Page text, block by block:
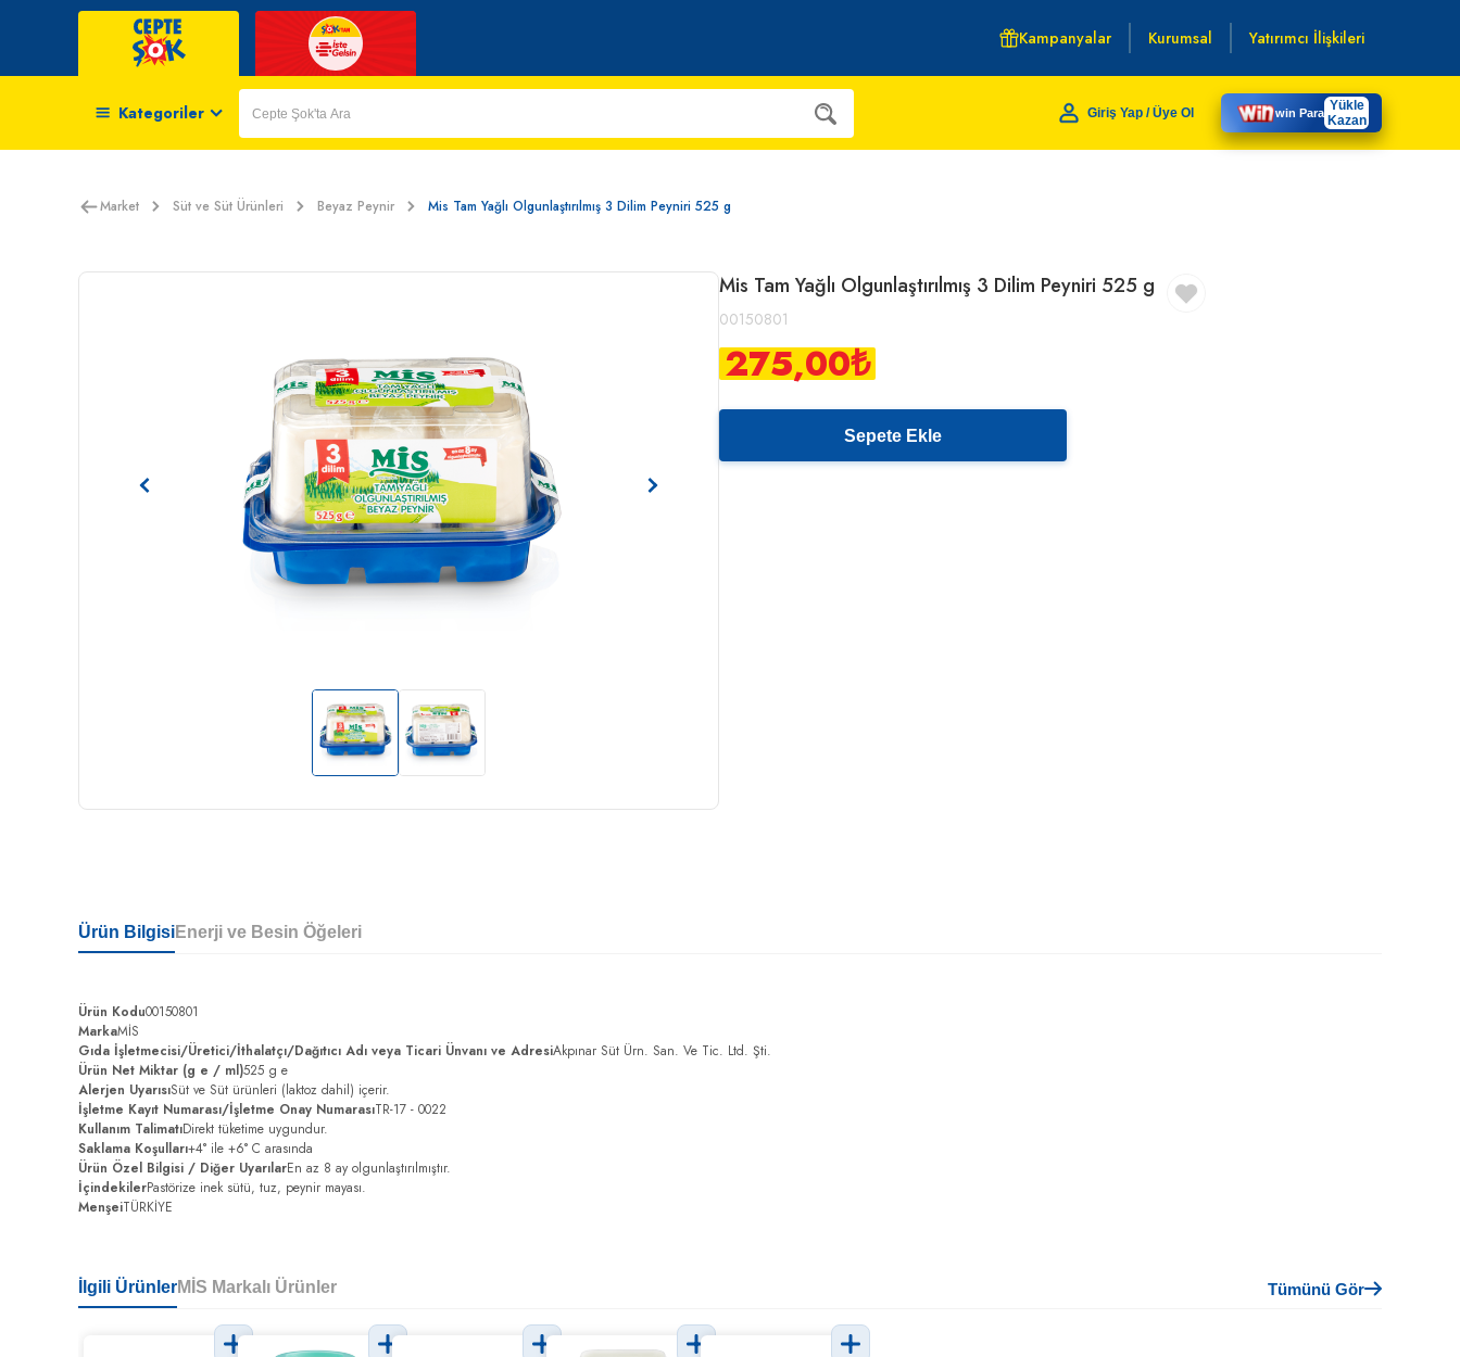
Kampanyalar Kurumsal Yatırımcı İlişkileri
Kategoriler Giriş Yap / Üye Ol win Para Yükle
Kazan
Market Süt ve Süt Ürünleri Beyaz Peynir Mis Tam Yağlı Olgunlaştırılmış 3 Dilim Peyniri 525 g
Mis Tam Yağlı Olgunlaştırılmış 3 Dilim Peyniri 525 g
00150801
275,00₺
Sepete Ekle
Ürün BilgisiEnerji ve Besin Öğeleri
Ürün Kodu00150801
MarkaMİS
Gıda İşletmecisi/Üretici/İthalatçı/Dağıtıcı Adı veya Ticari Ünvanı ve AdresiAkpınar Süt Ürn. San. Ve Tic. Ltd. Şti.
Ürün Net Miktar (g e / ml)525 g e
Alerjen UyarısıSüt ve Süt ürünleri (laktoz dahil) içerir.
İşletme Kayıt Numarası/İşletme Onay NumarasıTR-17 - 0022
Kullanım TalimatıDirekt tüketime uygundur.
Saklama Koşulları+4° ile +6° C arasında
Ürün Özel Bilgisi / Diğer UyarılarEn az 8 ay olgunlaştırılmıştır.
İçindekilerPastörize inek sütü, tuz, peynir mayası.
MenşeiTÜRKİYE
İlgili ÜrünlerMİS Markalı Ürünler Tümünü Gör